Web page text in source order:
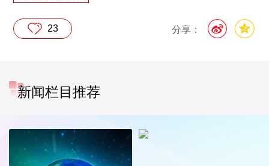
分享：
23
新闻栏目推荐